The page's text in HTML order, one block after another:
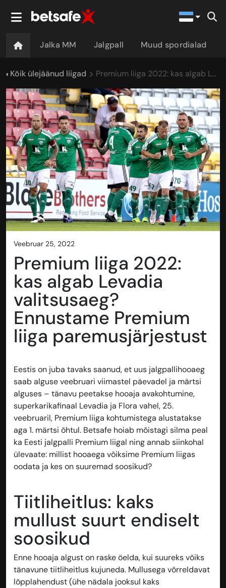
Jalka MM Jalgpall Muud spordialad
Kõik ülejäänud liigad Premium liiga 2022: kas algab Levadia valitsusaeg? Ennustame Premium liiga paremusjärjestust
veebruar 25, 2022
Premium liiga 2022:
kas algab Levadia
valitsusaeg?
Ennustame Premium
liiga paremusjärjestust
Eestis on juba tavaks saanud, et uus jalgpallihooaeg
saab alguse veebruari viimastel päevadel ja märtsi
alguses – tänavu peetakse hooaja avakohtumine,
superkarikafinaal Levadia ja Flora vahel, 25.
veebruaril, Premium liiga kohtumistega alustatakse
aga 1. märtsi õhtul. Betsafe hoiab mõistagi silma peal
ka Eesti jalgpalli Premium liigal ning annab siinkohal
ülevaate: millist hooaega võiksime Premium liigas
oodata ja kes on suuremad soosikud?
Tiitliheitlus: kaks
mullust suurt endiselt
soosikud
Enne hooaja algust on raske öelda, kui suureks võiks
tänavune tiitliheitlus kujuneda. Mullusega võrreldavat
lõpplahendust (ühe nädala jooksul kaks